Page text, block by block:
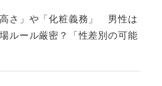
さ」や「化粧義務」 男性は
ルール厳密？「性差別の可能